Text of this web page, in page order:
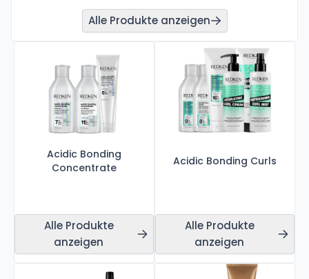
Alle Produkte anzeigen
Acidic Bonding
Concentrate
Alle Produkte
anzeigen
Acidic Bonding Curls
Alle Produkte
anzeigen